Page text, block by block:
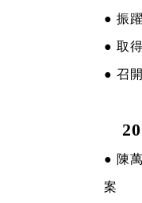
● 振
● 取
● 召
● 陳
案